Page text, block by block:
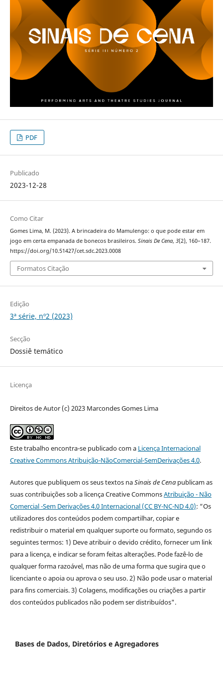
PDF
Publicado
2023-12-28
Como Citar
Gomes Lima, M. (2023). A brincadeira do Mamulengo: o que pode estar em
jogo em certa empanada de bonecos brasileiros. Sinais De Cena, 3(2), 160–187.
https://doi.org/10.51427/cet.sdc.2023.0008
Formatos Citação
Edição
3ª série, nº2 (2023)
Secção
Dossiê temático
Licença
Direitos de Autor (c) 2023 Marcondes Gomes Lima
Este trabalho encontra-se publicado com a Licença Internacional
Creative Commons Atribuição-NãoComercial-SemDerivações 4.0.
Autores que publiquem os seus textos naSinais de Cenapublicam as
suas contribuições sob a licença Creative CommonsAtribuição - Não
Comercial -Sem Derivações 4.0 Internacional (CC BY-NC-ND 4.0): “Os
utilizadores dos conteúdos podem compartilhar, copiar e
redistribuir o material em qualquer suporte ou formato, segundo os
seguintes termos: 1) Deve atribuir o devido crédito, fornecer um link
para a licença, e indicar se foram feitas alterações. Pode fazê-lo de
qualquer forma razoável, mas não de uma forma que sugira que o
licenciante o apoia ou aprova o seu uso. 2) Não pode usar o material
para fins comerciais. 3) Colagens, modificações ou criações a partir
dos conteúdos publicados não podem ser distribuídos".
Bases de Dados, Diretórios e Agregadores